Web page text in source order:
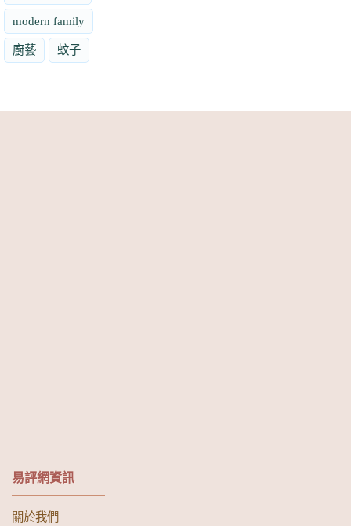
modern family
廚藝 蚊子
易評網資訊
關於我們